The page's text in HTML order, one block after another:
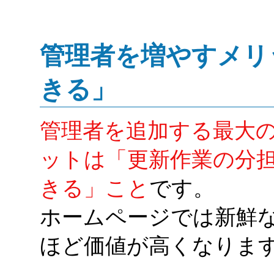
管理者を増やすメ
きる」
管理者を追加する最大
ットは「更新作業の分
きる」こと です。
ホームページでは新鮮
ほど価値が高くなりま